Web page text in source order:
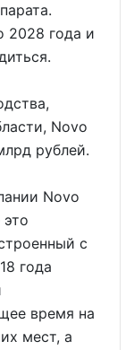
2028 года и
Novo
рублей.
Novo
с
года
время на
мест, а